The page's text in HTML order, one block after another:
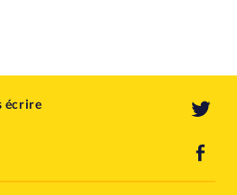
écrire